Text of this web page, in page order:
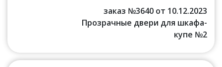
заказ №3640 от 10.12.2023
Прозрачные двери для шкафа-
купе №2